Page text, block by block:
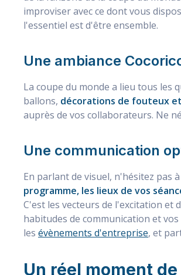
improviser avec ce dont vous
l'essentiel est d'être ensemble.
Une ambiance
La coupe du monde a lieu tous les
ballons, décorations de fouteux
auprès de vos collaborateurs. Ne
Une communication
En parlant de visuel, n'hésitez pas à
programme, les lieux de vos
C'est les vecteurs de l'excitation et
habitudes de communication et
les évènements d'entreprise, et
Un réel moment